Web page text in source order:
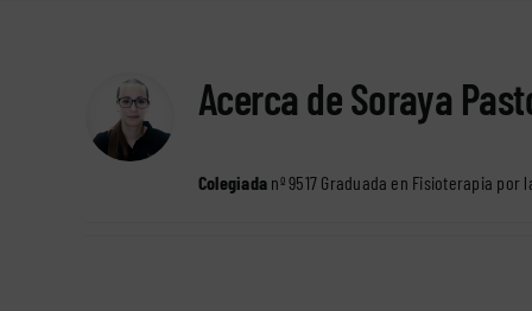
Acerca deSoraya
Colegiada nº 9517 Graduada en Fisioterapia por